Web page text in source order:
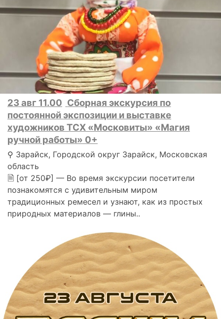
23 авг 11.00 Сборная экскурсия по
постоянной экспозиции и выставке
художников ТСХ «Московиты» «Магия
ручной работы» 0+
⚲ Зарайск, Городской округ Зарайск, Московская
область
🗎 [от 250₽] — Во время экскурсии посетители
познакомятся с удивительным миром
традиционных ремесел и узнают, как из простых
природных материалов — глины..